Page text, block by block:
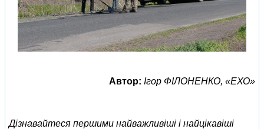
Автор: Ігор ФІЛОНЕНКО, «ЕХО»
Дізнавайтеся першими найважливіші і найцікавіші